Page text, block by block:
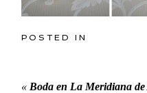
POSTED IN
« Boda en La Meridiana